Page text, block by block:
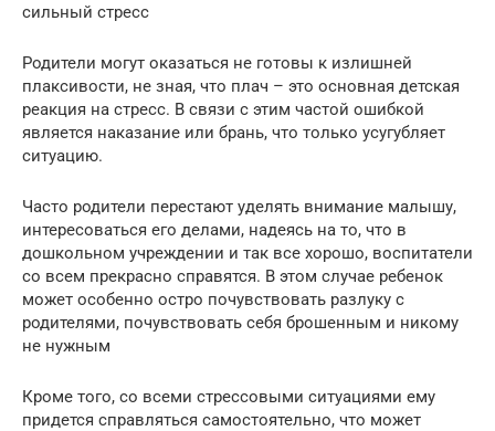
сильный стресс
Родители могут оказаться не готовы к излишней
плаксивости, не зная, что плач – это основная детская
реакция на стресс. В связи с этим частой ошибкой
является наказание или брань, что только усугубляет
ситуацию.
Часто родители перестают уделять внимание малышу,
интересоваться его делами, надеясь на то, что в
дошкольном учреждении и так все хорошо, воспитатели
со всем прекрасно справятся. В этом случае ребенок
может особенно остро почувствовать разлуку с
родителями, почувствовать себя брошенным и никому
не нужным
Кроме того, со всеми стрессовыми ситуациями ему
придется справляться самостоятельно, что может